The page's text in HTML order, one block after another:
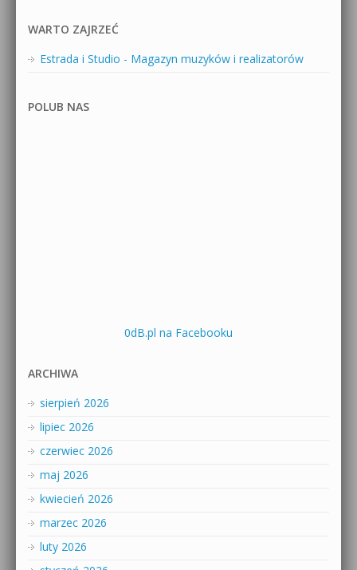
WARTO ZAJRZEĆ
Estrada i Studio - Magazyn muzyków i realizatorów
POLUB NAS
0dB.pl na Facebooku
ARCHIWA
sierpień 2026
lipiec 2026
czerwiec 2026
maj 2026
kwiecień 2026
marzec 2026
luty 2026